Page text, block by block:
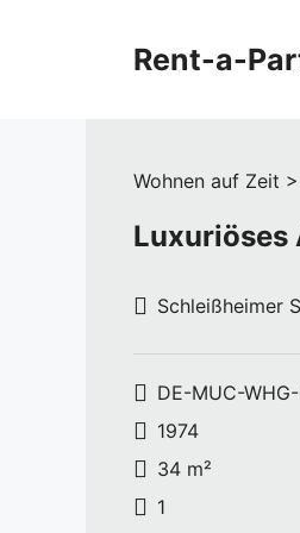
Rent-a-
Wohnen auf Zeit
Luxuriöses
Schleißheimer
DE-MUC-WHG-
1974
34 m²
1